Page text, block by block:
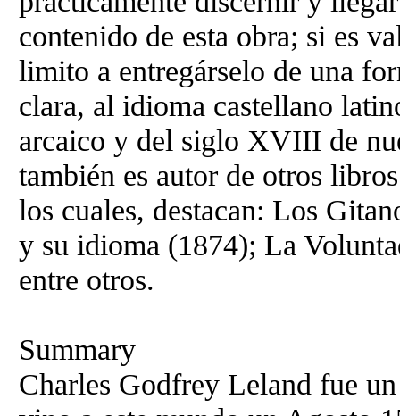
contenido de esta obra; si es
limito a entregárselo de una
clara, al idioma castellano
arcaico y del siglo XVIII de
también es autor de otros
los cuales, destacan: Los
y su idioma (1874); La
entre otros.
Summary
Charles Godfrey Leland fue